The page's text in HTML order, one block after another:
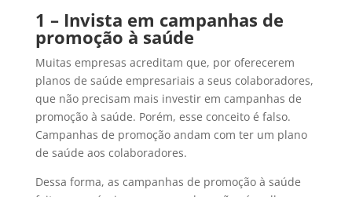
1 – Invista em campanhas de
promoção à saúde
Muitas empresas acreditam que, por oferecerem
planos de saúde empresariais a seus colaboradores,
que não precisam mais investir em campanhas de
promoção à saúde. Porém, esse conceito é falso.
Campanhas de promoção andam com ter um plano
de saúde aos colaboradores.
Dessa forma, as campanhas de promoção à saúde